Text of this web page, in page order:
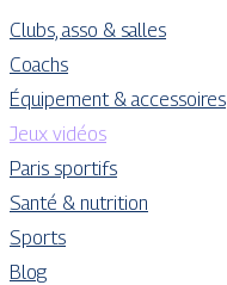
Clubs, asso & salles
Coachs
Équipement & accessoires
Jeux vidéos
Paris sportifs
Santé & nutrition
Sports
Blog